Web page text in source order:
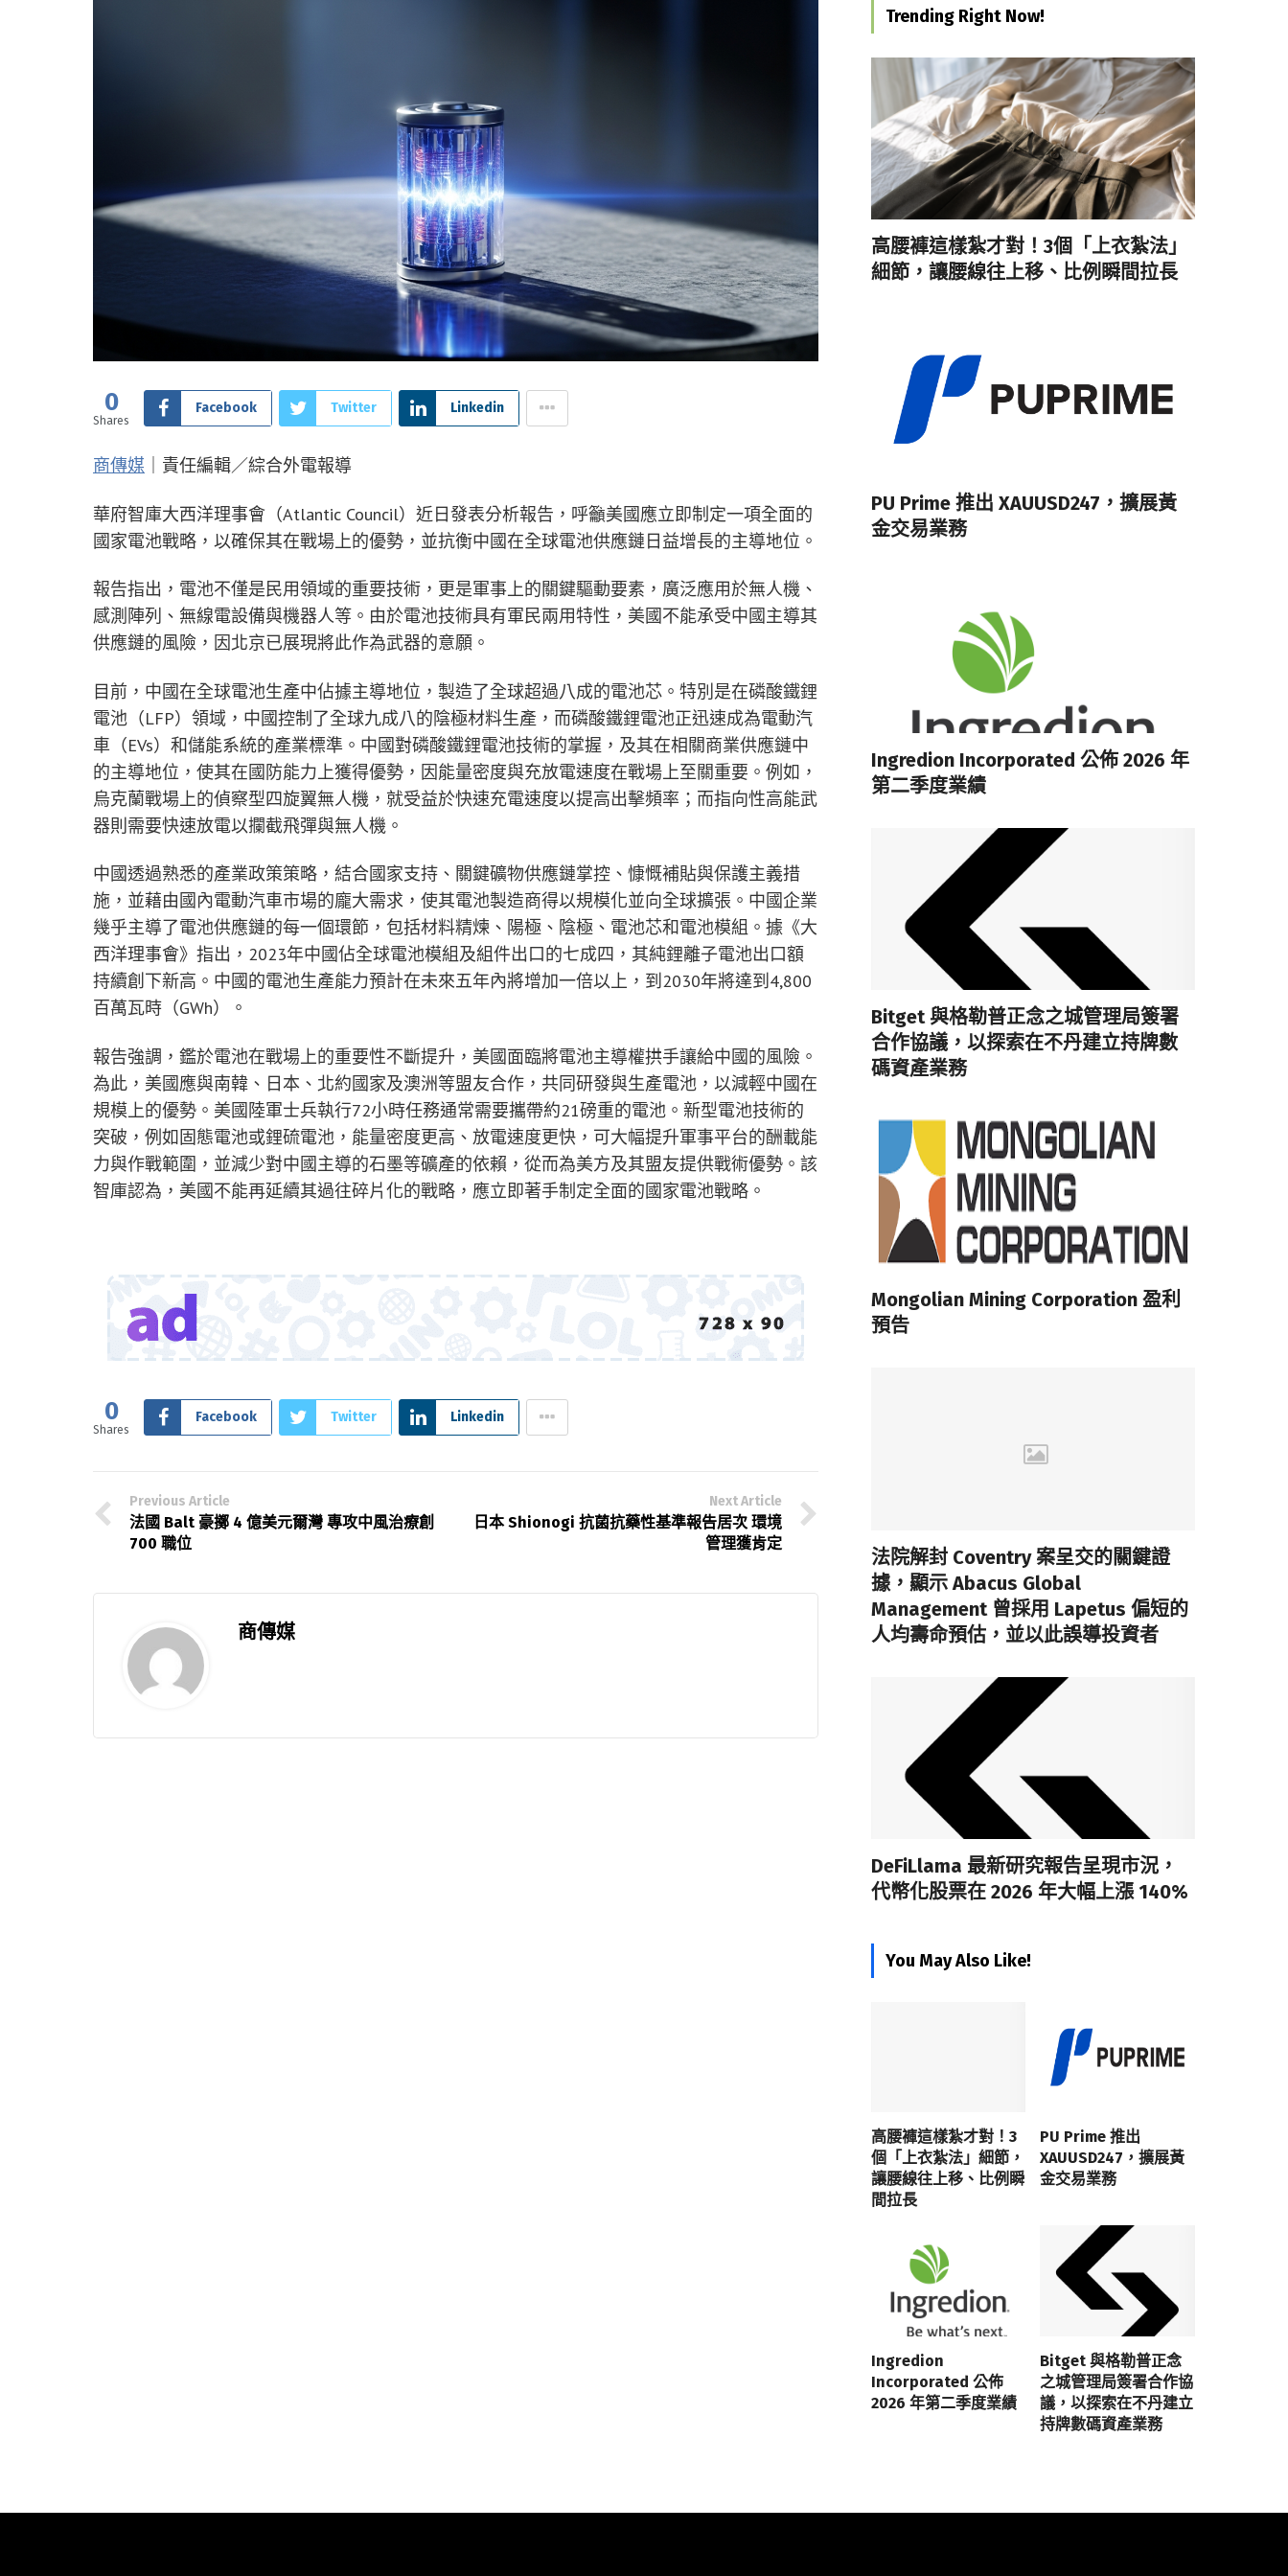
0
Shares
Facebook Twitter Linkedin
商傳媒 ｜責任編輯／綜合外電報導
華府智庫大西洋理事會（Atlantic Council）近日發表分析報告，呼籲美國應立即制定一項全面的
國家電池戰略，以確保其在戰場上的優勢，並抗衡中國在全球電池供應鏈日益增長的主導地位。
報告指出，電池不僅是民用領域的重要技術，更是軍事上的關鍵驅動要素，廣泛應用於無人機、
感測陣列、無線電設備與機器人等。由於電池技術具有軍民兩用特性，美國不能承受中國主導其
供應鏈的風險，因北京已展現將此作為武器的意願。
目前，中國在全球電池生產中佔據主導地位，製造了全球超過八成的電池芯。特別是在磷酸鐵鋰
電池（LFP）領域，中國控制了全球九成八的陰極材料生產，而磷酸鐵鋰電池正迅速成為電動汽
車（EVs）和儲能系統的產業標準。中國對磷酸鐵鋰電池技術的掌握，及其在相關商業供應鏈中
的主導地位，使其在國防能力上獲得優勢，因能量密度與充放電速度在戰場上至關重要。例如，
烏克蘭戰場上的偵察型四旋翼無人機，就受益於快速充電速度以提高出擊頻率；而指向性高能武
器則需要快速放電以攔截飛彈與無人機。
中國透過熟悉的產業政策策略，結合國家支持、關鍵礦物供應鏈掌控、慷慨補貼與保護主義措
施，並藉由國內電動汽車市場的龐大需求，使其電池製造商得以規模化並向全球擴張。中國企業
幾乎主導了電池供應鏈的每一個環節，包括材料精煉、陽極、陰極、電池芯和電池模組。據《大
西洋理事會》指出，2023年中國佔全球電池模組及組件出口的七成四，其純鋰離子電池出口額
持續創下新高。中國的電池生產能力預計在未來五年內將增加一倍以上，到2030年將達到4,800
百萬瓦時（GWh）。
報告強調，鑑於電池在戰場上的重要性不斷提升，美國面臨將電池主導權拱手讓給中國的風險。
為此，美國應與南韓、日本、北約國家及澳洲等盟友合作，共同研發與生產電池，以減輕中國在
規模上的優勢。美國陸軍士兵執行72小時任務通常需要攜帶約21磅重的電池。新型電池技術的
突破，例如固態電池或鋰硫電池，能量密度更高、放電速度更快，可大幅提升軍事平台的酬載能
力與作戰範圍，並減少對中國主導的石墨等礦產的依賴，從而為美方及其盟友提供戰術優勢。該
智庫認為，美國不能再延續其過往碎片化的戰略，應立即著手制定全面的國家電池戰略。
0
Shares
Facebook Twitter Linkedin
Previous Article
法國 Balt 豪擲 4 億美元爾灣 專攻中風治療創
700 職位
Next Article
日本 Shionogi 抗菌抗藥性基準報告居次 環境
管理獲肯定
商傳媒
Trending Right Now!
高腰褲這樣紮才對！3個「上衣紮法」
細節，讓腰線往上移、比例瞬間拉長
PU Prime 推出 XAUUSD247，擴展黃
金交易業務
Ingredion Incorporated 公佈 2026 年
第二季度業績
Bitget 與格勒普正念之城管理局簽署
合作協議，以探索在不丹建立持牌數
碼資產業務
Mongolian Mining Corporation 盈利
預告
法院解封 Coventry 案呈交的關鍵證
據，顯示 Abacus Global
Management 曾採用 Lapetus 偏短的
人均壽命預估，並以此誤導投資者
DeFiLlama 最新研究報告呈現市況，
代幣化股票在 2026 年大幅上漲 140%
You May Also Like!
高腰褲這樣紮才對！3
個「上衣紮法」細節，
讓腰線往上移、比例瞬
間拉長
PU Prime 推出
XAUUSD247，擴展黃
金交易業務
Ingredion
Incorporated 公佈
2026 年第二季度業績
Bitget 與格勒普正念
之城管理局簽署合作協
議，以探索在不丹建立
持牌數碼資產業務